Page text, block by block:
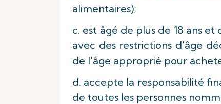
alimentaires);
c. est âgé de plus de 18 ans
avec des restrictions d'âge
de l'âge approprié pour
d. accepte la responsabilité
de toutes les personnes